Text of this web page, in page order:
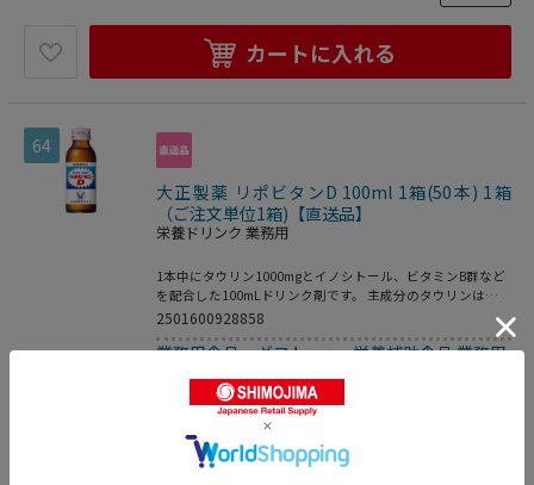
カートに入れる
64
大正製薬 リポビタンD 100ml 1箱(50本) 1箱
（ご注文単位1箱)【直送品】
栄養ドリンク 業務用
1本中にタウリン1000mgとイノシトール、ビタミンB群など
を配合した100mLドリンク剤です。 主成分のタウリンは
「含硫アミノ酸」という栄養成分の一種で、体の各組織に存
在しています。疲労の回復や予防、体力・身体抵抗力の維
持・改善等に優れた効果を発揮します。 ●内容量：１００
日本商品区分：医薬部外品メーカー：大正製薬株式会社※メ
ーカーの都合により、パッケージ・仕様等は予告なく変更に
なる場合がございます。
2501600928858
業務用食品・ギフト>栄養補助食品 業務用
>栄養ドリンク 業務用